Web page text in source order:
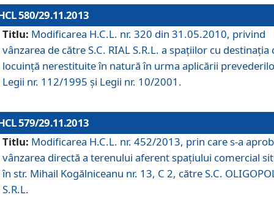
580/29.11.2013
Titlu: Modificarea H.C.L. nr. 320 din 31.05.2010, privind
vânzarea de către S.C. RIAL S.R.L. a spaţiilor cu destinaţia
locuinţă nerestituite în natură în urma aplicării
Legii nr. 112/1995 şi Legii nr. 10/2001.
579/29.11.2013
Titlu: Modificarea H.C.L. nr. 452/2013, prin care s-a
vânzarea directă a terenului aferent spaţiului comercial
în str. Mihail Kogălniceanu nr. 13, C 2, către S.C.
S.R.L.